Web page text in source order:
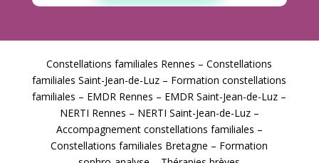
Constellations familiales Rennes – Constellations
familiales Saint-Jean-de-Luz – Formation constellations
familiales – EMDR Rennes – EMDR Saint-Jean-de-Luz –
NERTI Rennes – NERTI Saint-Jean-de-Luz –
Accompagnement constellations familiales –
Constellations familiales Bretagne – Formation